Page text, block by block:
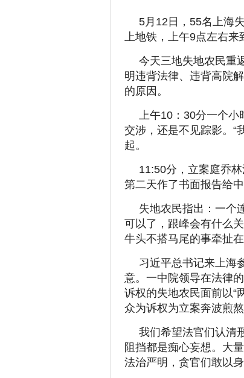
5月12日，55名上海
上地铁，上午9点左右来
今天三地失地农民重
明违背法律、违背高院
的原因。
上午10：30分一个小
交涉，还是不见踪影。“
起。
11:50分，立案庭乔
第二天作了书面报告给
失地农民指出：一个
可以了，跟峰会有什么
牛头不搭马尾的事牵扯
习近平总书记来上海
意。一中院领导在法律
诉权的失地农民面前以“
众为诉权为立案奔波煎熬
我们希望法官们认清
阻挡都是痴心妄想。大
法治严明，贪官们敢以